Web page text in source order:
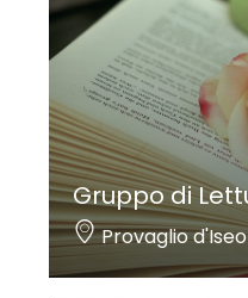
Gruppo di
Provaglio d'Iseo